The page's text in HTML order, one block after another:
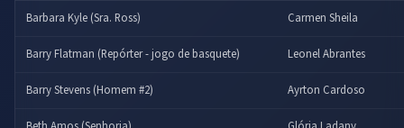
Barbara Kyle (Sra. Ross) Carmen Sheila
Barry Flatman (Repórter - jogo de basquete) Leonel Abrantes
Barry Stevens (Homem #2) Ayrton Cardoso